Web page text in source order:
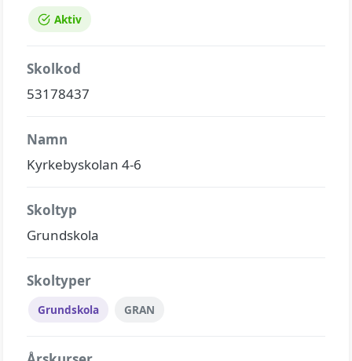
Aktiv
Skolkod
53178437
Namn
Kyrkebyskolan 4-6
Skoltyp
Grundskola
Skoltyper
Grundskola GRAN